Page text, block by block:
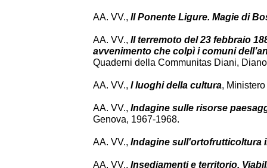
AA. VV., Il Ponente Ligure. Magie di
AA. VV., Il terremoto del 23 febbraio
avvenimento che colpì i comuni
Quaderni della Communitas Diani,
AA. VV., I luoghi della cultura,
AA. VV., Indagine sulle risorse
Genova, 1967-1968.
AA. VV., Indagine sull'ortofrutticoltura
AA. VV., Insediamenti e territorio.